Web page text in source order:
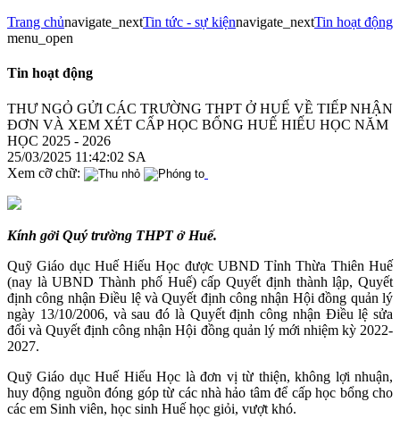
Trang chủnavigate_nextTin tức - sự kiệnnavigate_nextTin hoạt động
menu_open
Tin hoạt động
THƯ NGỎ GỬI CÁC TRƯỜNG THPT Ở HUẾ VỀ TIẾP NHẬN
ĐƠN VÀ XEM XÉT CẤP HỌC BỔNG HUẾ HIẾU HỌC NĂM
HỌC 2025 - 2026
25/03/2025 11:42:02 SA
Xem cỡ chữ:
Kính gởi Quý trường THPT ở Huế.
Quỹ Giáo dục Huế Hiếu Học được UBND Tỉnh Thừa Thiên Huế
(nay là UBND Thành phố Huế) cấp Quyết định thành lập, Quyết
định công nhận Điều lệ và Quyết định công nhận Hội đồng quản lý
ngày 13/10/2006, và sau đó là Quyết định công nhận Điều lệ sửa
đổi và Quyết định công nhận Hội đồng quản lý mới nhiệm kỳ 2022-
2027.
Quỹ Giáo dục Huế Hiếu Học là đơn vị từ thiện, không lợi nhuận,
huy động nguồn đóng góp từ các nhà hảo tâm để cấp học bổng cho
các em Sinh viên, học sinh Huế học giỏi, vượt khó.